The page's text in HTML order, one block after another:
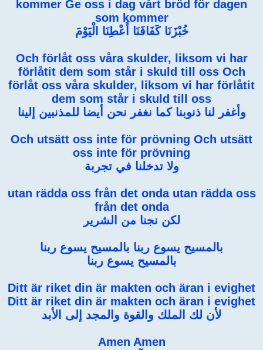
kommer Ge oss i dag vårt bröd för dagen
som kommer
خُبْزَنَا كَفَافَنَا أَعْطِنَا الْيَوْمَ
Och förlåt oss våra skulder, liksom vi har
förlåtit dem som står i skuld till oss Och
förlåt oss våra skulder, liksom vi har förlåtit
dem som står i skuld till oss
وأغفر لنا ذنوبنا كما نغفر نحن أيضا للمذنبين إلينا
Och utsätt oss inte för prövning Och utsätt
oss inte för prövning
ولا تدخلنا في تجربة
utan rädda oss från det onda utan rädda oss
från det onda
لكن نجنا من الشرير
بالمسيح يسوع ربنا بالمسيح يسوع ربنا
بالمسيح يسوع ربنا
Ditt är riket din är makten och äran i evighet
Ditt är riket din är makten och äran i evighet
لأن لك الملك والقوة والمجد إلى الأبد
Amen Amen